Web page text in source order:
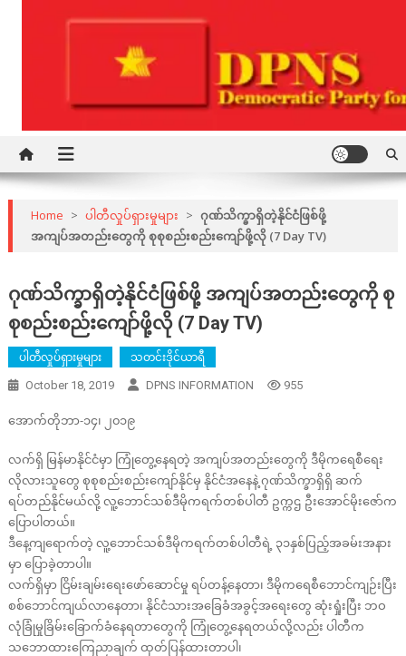
DPNS
Home > ပါတီလှုပ်ရှားမှုများ > ဂုဏ်သိက္ခာရှိတဲ့နိုင်ငံဖြစ်ဖို့
အကျပ်အတည်းတွေကို စုစုစည်းစည်းကျော်ဖို့လို (7 Day TV)
ဂုဏ်သိက္ခာရှိတဲ့နိုင်ငံဖြစ်ဖို့ အကျပ်အတည်းတွေကို စု
စုစည်းစည်းကျော်ဖို့လို (7 Day TV)
ပါတီလှုပ်ရှားမှုများ သတင်းဒိုင်ယာရီ
October 18, 2019 DPNS INFORMATION 955
အောက်တိုဘာ-၁၄၊ ၂၀၁၉
လက်ရှိ မြန်မာနိုင်ငံမှာ ကြုံတွေ့နေရတဲ့ အကျပ်အတည်းတွေကို ဒီမိုကရေစီရေး
လိုလားသူတွေ စုစုစည်းစည်းကျော်နိုင်မှ နိုင်ငံအနေနဲ့ ဂုဏ်သိက္ခာရှိရှိ ဆက်
ရပ်တည်နိုင်မယ်လို့ လူ့ဘောင်သစ်ဒီမိုကရက်တစ်ပါတီ ဥက္ကဌ ဦးအောင်မိုးဇော်က
ပြောပါတယ်။
ဒီနေ့ကျရောက်တဲ့ လူ့ဘောင်သစ်ဒီမိုကရက်တစ်ပါတီရဲ့ ၃၁နှစ်ပြည့်အခမ်းအနား
မှာ ပြောခဲ့တာပါ။
လက်ရှိမှာ ငြိမ်းချမ်းရေးဖော်ဆောင်မှု ရပ်တန့်နေတာ၊ ဒီမိုကရေစီဘောင်ကျဉ်းပြီး
စစ်ဘောင်ကျယ်လာနေတာ၊ နိုင်ငံသားအခြေခံအခွင့်အရေးတွေ ဆုံးရှုံးပြီး ဘဝ
လုံခြုံမှုခြိမ်းခြောက်ခံနေရတာတွေကို ကြုံတွေ့နေရတယ်လို့လည်း ပါတီက
သဘောထားကြေညာချက် ထုတ်ပြန်ထားတာပါ၊